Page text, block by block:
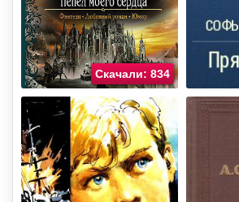
Скачали: 834